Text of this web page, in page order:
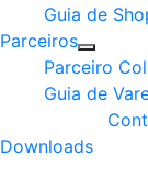
Guia de
Parceiros
Parceiro
Guia de
Downloads